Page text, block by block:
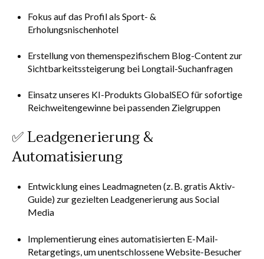
Fokus auf das Profil als Sport- &
Erholungsnischenhotel
Erstellung von themenspezifischem Blog-Content zur
Sichtbarkeitssteigerung bei Longtail-Suchanfragen
Einsatz unseres KI-Produkts GlobalSEO für sofortige
Reichweitengewinne bei passenden Zielgruppen
✅ Leadgenerierung &
Automatisierung
Entwicklung eines Leadmagneten (z. B. gratis Aktiv-
Guide) zur gezielten Leadgenerierung aus Social
Media
Implementierung eines automatisierten E-Mail-
Retargetings, um unentschlossene Website-Besucher